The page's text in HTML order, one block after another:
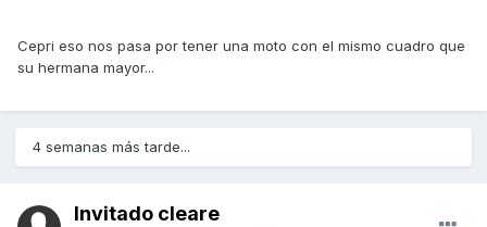
Cepri eso nos pasa por tener una moto con el mismo cuadro que
su hermana mayor...
4 semanas más tarde...
Invitado cleare